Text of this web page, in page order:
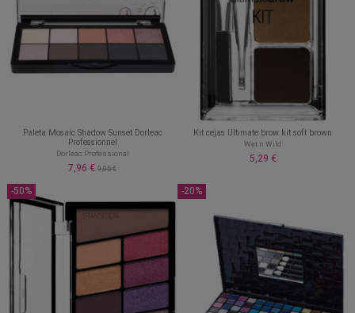
Paleta Mosaic Shadow Sunset Dorleac
Professionnel
Dorleac Professional
7,96 € 9,95 €
Kit cejas Ultimate brow kit soft brown
Wet n Wild
5,29 €
-50% -20%